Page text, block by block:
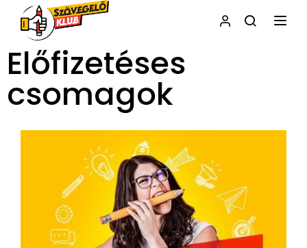
Előfizetéses
csomagok